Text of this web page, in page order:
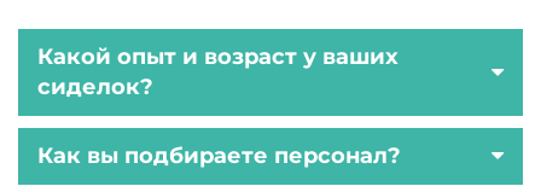
Какой опыт и возраст у ваших
сиделок?
Как вы подбираете персонал?